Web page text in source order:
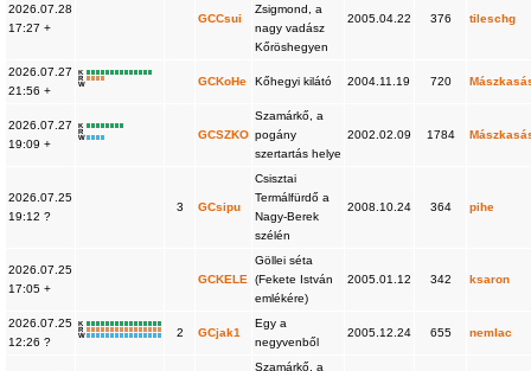
2026.07.28
17:27 +
GCCsui
Zsigmond, a
nagy vadász
Kőröshegyen
2005.04.22 376 tileschg
2026.07.27
21:56 +
K
R
W
GCKoHe Kőhegyi kilátó 2004.11.19 720
2026.07.27
19:09 +
K
R
W
GCSZKO
Szamárkő, a
pogány
szertartás helye
2002.02.09 1784
2026.07.25
19:12 ?
3 GCsipu
Csisztai
Termálfürdő a
Nagy-Berek
szélén
2008.10.24 364 pihe
2026.07.25
17:05 +
GCKELE
Göllei séta
(Fekete István
emlékére)
2005.01.12 342 ksaron
2026.07.25
12:26 ?
K
R
W
2 GCjak1
Egy a
negyvenből
2005.12.24 655 nemlac
Szamárkő, a